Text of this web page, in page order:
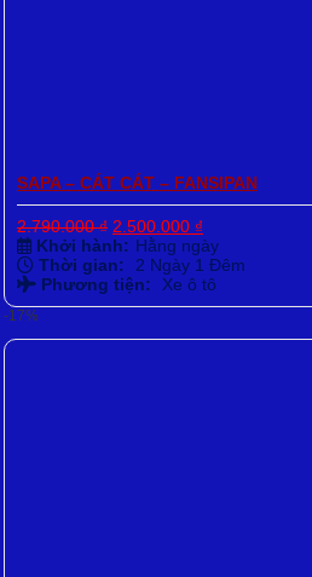
SAPA – CÁT CÁT – FANSIPAN
2.790.000₫ Giá
gốc
là:
2.790.000 ₫.
2.500.000 ₫
hiện
tại
là:
Khởi hành: Hằng ngày
Thời gian:
2 Ngày 1 Đêm
Phương tiện:
Xe ô tô
-17%